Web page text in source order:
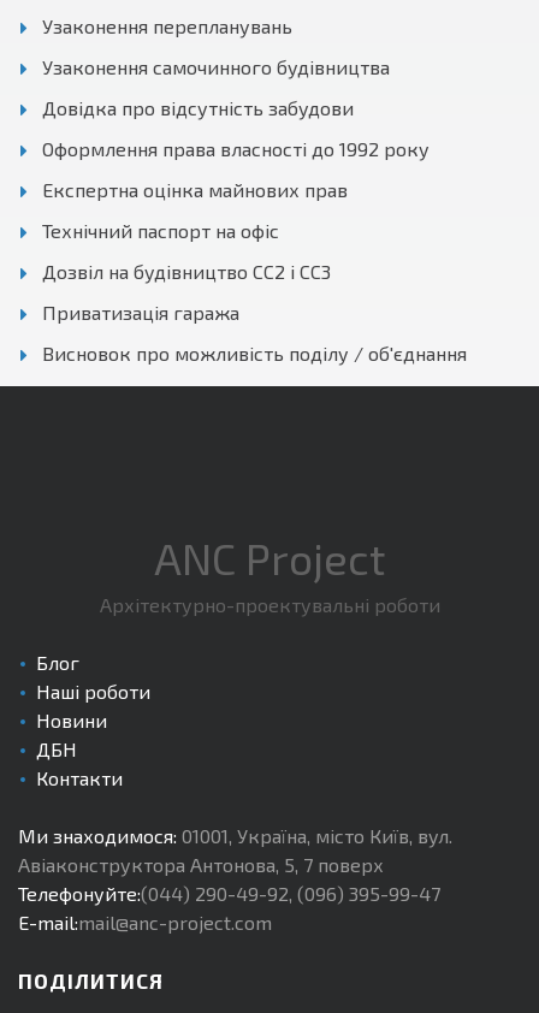
Узаконення перепланувань
Узаконення самочинного будівництва
Довідка про відсутність забудови
Оформлення права власності до 1992 року
Експертна оцінка майнових прав
Технічний паспорт на офіс
Дозвіл на будівництво СС2 і СС3
Приватизація гаража
Висновок про можливість поділу / об'єднання
ANC Project
Архітектурно-проектувальні роботи
Блог
Наші роботи
Новини
ДБН
Контакти
Ми знаходимося: 01001, Україна, місто Київ, вул.
Авіаконструктора Антонова, 5, 7 поверх
Телефонуйте:(044) 290-49-92, (096) 395-99-47
E-mail:mail@anc-project.com
ПОДІЛИТИСЯ